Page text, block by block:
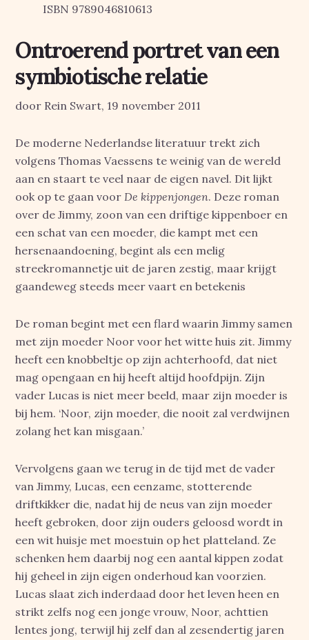
ISBN 9789046810613
Ontroerend portret van een
symbiotische relatie
door Rein Swart, 19 november 2011
De moderne Nederlandse literatuur trekt zich
volgens Thomas Vaessens te weinig van de wereld
aan en staart te veel naar de eigen navel. Dit lijkt
ook op te gaan voorDe kippenjongen. Deze roman
over de Jimmy, zoon van een driftige kippenboer en
een schat van een moeder, die kampt met een
hersenaandoening, begint als een melig
streekromannetje uit de jaren zestig, maar krijgt
gaandeweg steeds meer vaart en betekenis
De roman begint met een flard waarin Jimmy samen
met zijn moeder Noor voor het witte huis zit. Jimmy
heeft een knobbeltje op zijn achterhoofd, dat niet
mag opengaan en hij heeft altijd hoofdpijn. Zijn
vader Lucas is niet meer beeld, maar zijn moeder is
bij hem. ‘Noor, zijn moeder, die nooit zal verdwijnen
zolang het kan misgaan.’
Vervolgens gaan we terug in de tijd met de vader
van Jimmy, Lucas, een eenzame, stotterende
driftkikker die, nadat hij de neus van zijn moeder
heeft gebroken, door zijn ouders geloosd wordt in
een wit huisje met moestuin op het platteland. Ze
schenken hem daarbij nog een aantal kippen zodat
hij geheel in zijn eigen onderhoud kan voorzien.
Lucas slaat zich inderdaad door het leven heen en
strikt zelfs nog een jonge vrouw, Noor, achttien
lentes jong, terwijl hij zelf dan al zesendertig jaren